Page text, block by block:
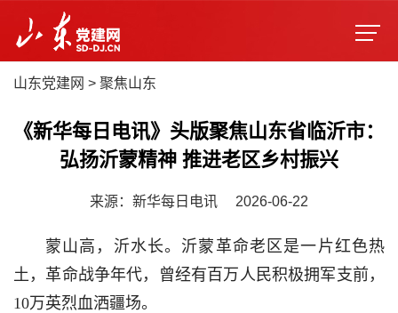
山东党建网 > 聚焦山东
《新华每日电讯》头版聚焦山东省临沂市：
弘扬沂蒙精神 推进老区乡村振兴
来源：新华每日电讯 2026-06-22
蒙山高，沂水长。沂蒙革命老区是一片红色热
土，革命战争年代，曾经有百万人民积极拥军支前，
10万英烈血洒疆场。